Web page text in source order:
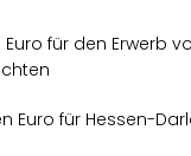
Euro für den Erwerb
Euro für Hessen-